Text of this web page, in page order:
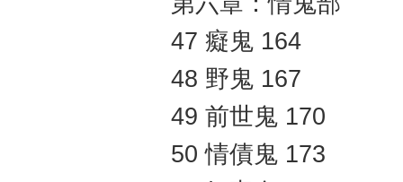
47 癡鬼 164
48 野鬼 167
49 前世鬼 170
50 情債鬼 173